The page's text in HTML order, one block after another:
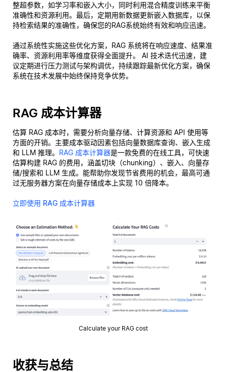
整超参数，如学习率和嵌入大小，同时利用混合精度训练来平衡
准确性和资源利用。最后，定期用新数据更新嵌入数据库，以保
持检索结果的准确性，确保您的RAG系统始终有效和响应迅速。
通过系统性实施这些优化方案，RAG 系统将在响应速度、结果准
确率、资源利用率等维度获得全面提升。 AI 技术迭代迅速，建
议定期进行压力测试与架构调优，持续跟踪最新优化方案，确保
系统在技术发展中始终保持竞争优势。
RAG 成本计算器
估算 RAG 成本时，需要分析向量存储、计算资源和 API 使用等
方面的开销。主要成本驱动因素包括向量数据库查询、嵌入生成
和 LLM 推理。 RAG 成本计算器是一款免费的在线工具，可快速
估算构建 RAG 的费用，涵盖切块（chunking）、嵌入、向量存
储/搜索和 LLM 生成。能帮助你发现节省费用的机会，最高可通
过无服务器方案在向量存储成本上实现 10 倍降本。
立即使用 RAG 成本计算器
Calculate your RAG cost
收获与总结